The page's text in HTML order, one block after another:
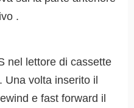
.
nel lettore di cassette
volta inserito il
e fast forward il